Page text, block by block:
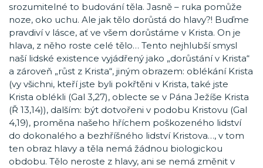
srozumitelné to budování těla. Jasně – ruka pomůže
noze, oko uchu. Ale jak tělo dorůstá do hlavy?! Buďme
pravdiví v lásce, ať ve všem dorůstáme v Krista. On je
hlava, z něho roste celé tělo… Tento nejhlubší smysl
naší lidské existence vyjádřený jako „dorůstání v Krista“
a zároveň „růst z Krista“, jiným obrazem: oblékání Krista
(vy všichni, kteří jste byli pokřtěni v Krista, také jste
Krista oblékli (Gal 3,27), oblecte se v Pána Ježíše Krista
(Ř 13,14)), dalším: být dotvořeni v podobu Kristovu (Gal
4,19), proměna našeho hříchem poškozeného lidství
do dokonalého a bezhříšného lidství Kristova…, v tom
ten obraz hlavy a těla nemá žádnou biologickou
obdobu. Tělo neroste z hlavy, ani se nemá změnit v